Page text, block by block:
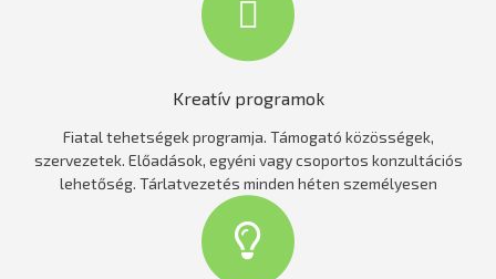
Kreatív programok
Fiatal tehetségek programja. Támogató közösségek,
szervezetek. Előadások, egyéni vagy csoportos konzultációs
lehetőség. Tárlatvezetés minden héten személyesen